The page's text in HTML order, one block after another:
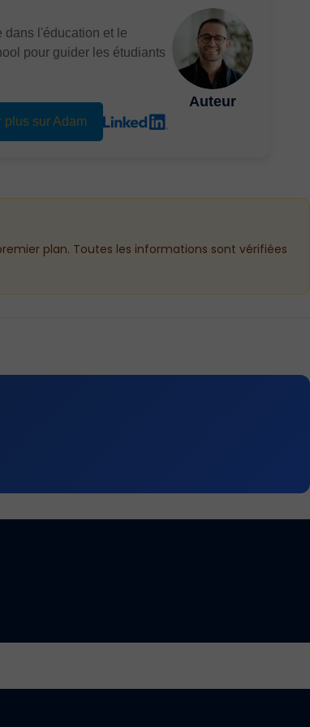
Auteur
dans l'éducation et le
pour guider les étudiants
plus sur Adam
plan. Toutes les informations sont vérifiées